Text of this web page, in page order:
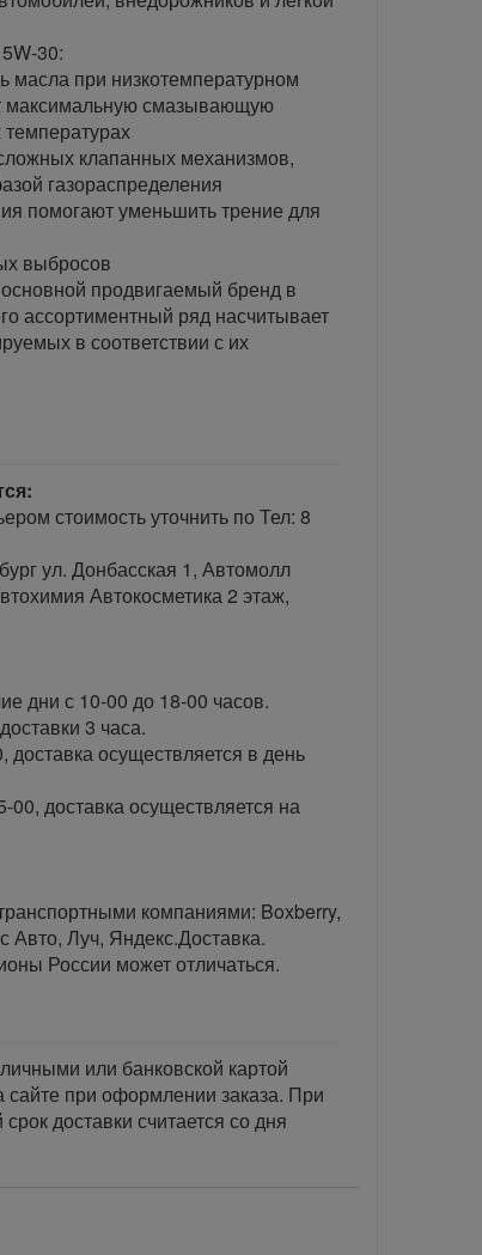
30:
масла при низкотемпературном
максимальную смазывающую
клапанных механизмов,
газораспределения
помогают уменьшить трение для
выбросов
продвигаемый бренд в
ассортиментный ряд насчитывает
в соответствии с их
стоимость уточнить по Тел: 8
ул. Донбасская 1, Автомолл
Автокосметика 2 этаж,
дни с 10-00 до 18-00 часов.
3 часа.
осуществляется в день
доставка осуществляется на
компаниями: Boxberry,
Авто, Луч, Яндекс.Доставка.
России может отличаться.
или банковской картой
сайте при оформлении заказа. При
доставки считается со дня